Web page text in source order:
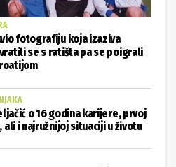
fotografiju koja izaziva
se s ratišta pa se poigrali
o 16 godina karijere, prvoj
i najružnijoj situaciji u životu